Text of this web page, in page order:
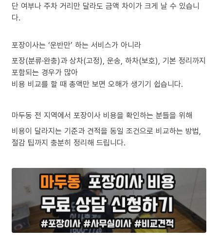
단 여부나 주차 거리만 달라도 금액 차이가 크게 날 수 있습니
다.
포장이사는 ‘운반만’ 하는 서비스가 아니라
포장(분류·완충)과 상차(고정), 운송, 하차(보호), 기본 정리까지
포함되는 경우가 많아
비용 비교를 할 때 총액만 보면 오해가 생기기 쉽습니다.
마두동 전 지역에서 포장이사 비용을 확인하는 분들을 위해
비용이 달라지는 기준과 견적을 동일 조건으로 비교하는 방법,
절감 팁까지 충분히 정리해 드립니다.